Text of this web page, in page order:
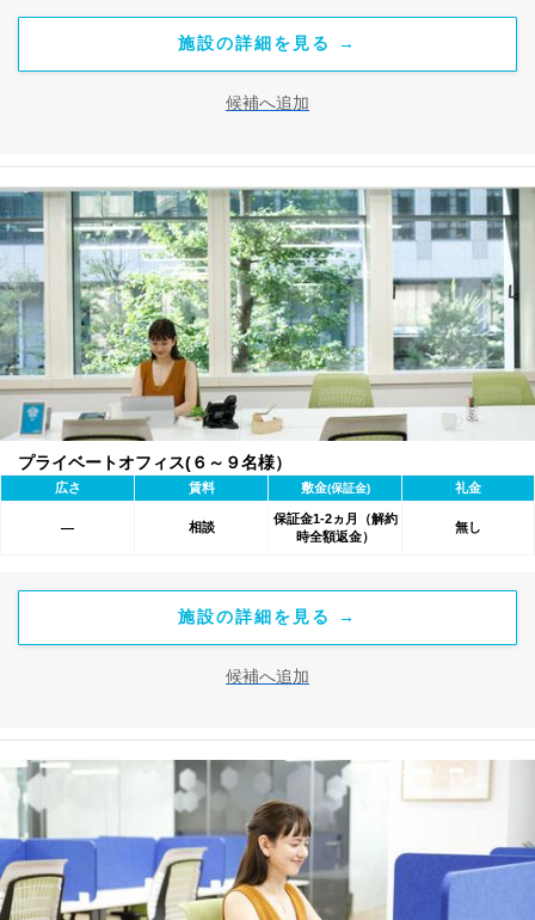
施設の詳細を見る →
候補へ追加
プライベートオフィス(６～９名様）
広さ 賃料 敷金(保証金) 礼金
― 相談
保証金1-2ヵ月（解約
時全額返金）
無し
施設の詳細を見る →
候補へ追加